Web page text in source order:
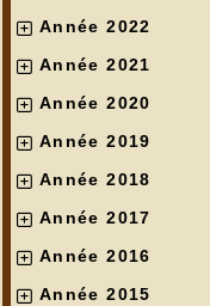
Année 2022
Année 2021
Année 2020
Année 2019
Année 2018
Année 2017
Année 2016
Année 2015